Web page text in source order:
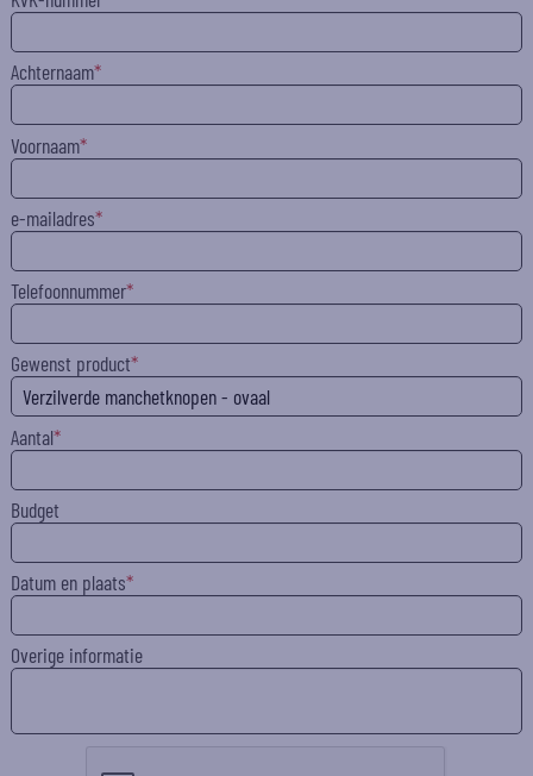
Achternaam
Voornaam
e-mailadres
Telefoonnummer
Gewenst product
Aantal
Budget
Datum en plaats
Overige informatie